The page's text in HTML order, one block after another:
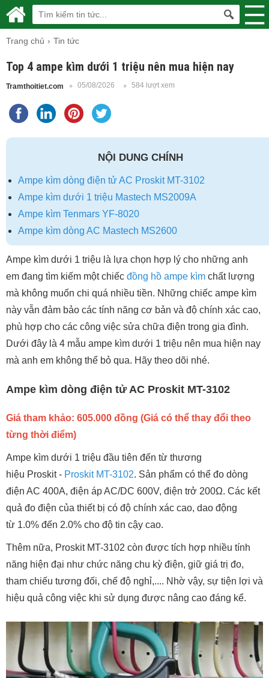
Trang chủ Tin tức
Top 4 ampe kìm dưới 1 triệu nên mua hiện nay
Tramthoitiet.com 05/08/2026 584 lượt xem
NỘI DUNG CHÍNH
Ampe kìm dòng điện tử AC Proskit MT-3102
Ampe kìm dưới 1 triệu Mastech MS2009A
Ampe kìm Tenmars YF-8020
Ampe kìm dòng AC Mastech MS2600
Ampe kìm dưới 1 triệu là lựa chọn hợp lý cho những anh
em đang tìm kiếm một chiếc đồng hồ ampe kìm chất lượng
mà không muốn chi quá nhiều tiền. Những chiếc ampe kìm
này vẫn đảm bảo các tính năng cơ bản và độ chính xác cao,
phù hợp cho các công việc sửa chữa điện trong gia đình.
Dưới đây là 4 mẫu ampe kìm dưới 1 triệu nên mua hiện nay
mà anh em không thể bỏ qua. Hãy theo dõi nhé.
Ampe kìm dòng điện tử AC Proskit MT-3102
Giá tham khảo: 605.000 đồng (Giá có thể thay đổi theo
từng thời điểm)
Ampe kìm dưới 1 triệu đầu tiên đến từ thương
hiệu Proskit - Proskit MT-3102. Sản phẩm có thể đo dòng
điện AC 400A, điện áp AC/DC 600V, điện trở 200Ω. Các kết
quả đo điện của thiết bị có độ chính xác cao, dao động
từ 1.0% đến 2.0% cho độ tin cậy cao.
Thêm nữa, Proskit MT-3102 còn được tích hợp nhiều tính
năng hiện đại như chức năng chu kỳ điện, giữ giá trị đo,
tham chiếu tương đối, chế độ nghỉ,.... Nhờ vậy, sự tiện lợi và
hiệu quả công việc khi sử dụng được nâng cao đáng kể.